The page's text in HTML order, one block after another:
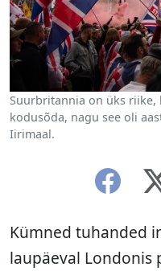
Suurbritannia on üks riike,
kodusõda, nagu see oli
Iirimaal.
Kümned tuhanded
laupäeval Londonis